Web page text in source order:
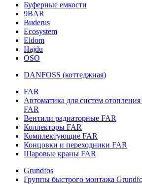
Буферные емкости
9BAR
Buderus
Ecosystem
Eldom
Hajdu
OSO
DANFOSS (коттеджная)
FAR
Автоматика для систем
FAR
Вентили радиаторные FAR
Коллекторы FAR
Комплектующие FAR
Концовки и переходники FAR
Шаровые краны FAR
Grundfos
Группы быстрого монтажа